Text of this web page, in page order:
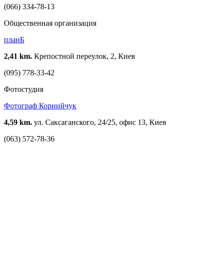
(066) 334-78-13
Общественная организация
планБ
2,41 km. Крепостной переулок, 2, Киев
(095) 778-33-42
Фотостудия
Фотограф Корнийчук
4,59 km. ул. Саксаганского, 24/25, офис 13, Киев
(063) 572-78-36